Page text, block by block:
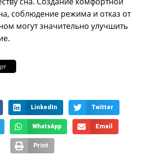
соблюдение режима и отказ от
могут значительно улучшить
LinkedIn Twitter
WhatsApp Email
Print